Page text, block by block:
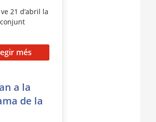
21 d’abril la
més
a la
de la